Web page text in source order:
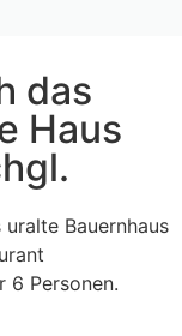
das
Haus
Bauernhaus
6 Personen.